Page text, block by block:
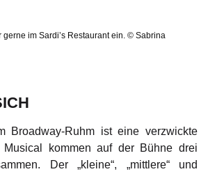
im Sardi’s Restaurant ein. © Sabrina
Broadway-Ruhm ist eine verzwickte
kommen auf der Bühne drei
Der „kleine“, „mittlere“ und